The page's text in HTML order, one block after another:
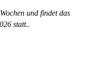
und findet das
statt..